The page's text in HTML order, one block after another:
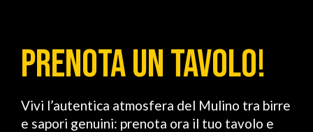
PRENOTA UN TAVOLO!
Vivi l’autentica atmosfera del Mulino tra birre
e sapori genuini: prenota ora il tuo tavolo e